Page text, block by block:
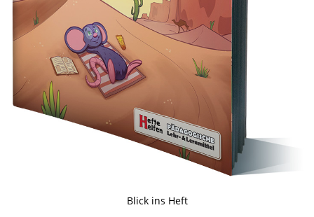
Blick ins Heft